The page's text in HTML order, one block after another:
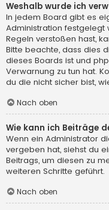
Weshalb wurde ich
In jedem Board gibt es
Administration
Regeln verstoßen hast,
Bitte beachte, dass dies
dieses Boards ist und
Verwarnung zu tun hat.
du die nicht sicher bist,
Nach oben
Wie kann ich Beiträge
Wenn ein Administrator
vergeben hat, siehst du
Beitrags, um diesen zu
weiteren Schritte geführt.
Nach oben